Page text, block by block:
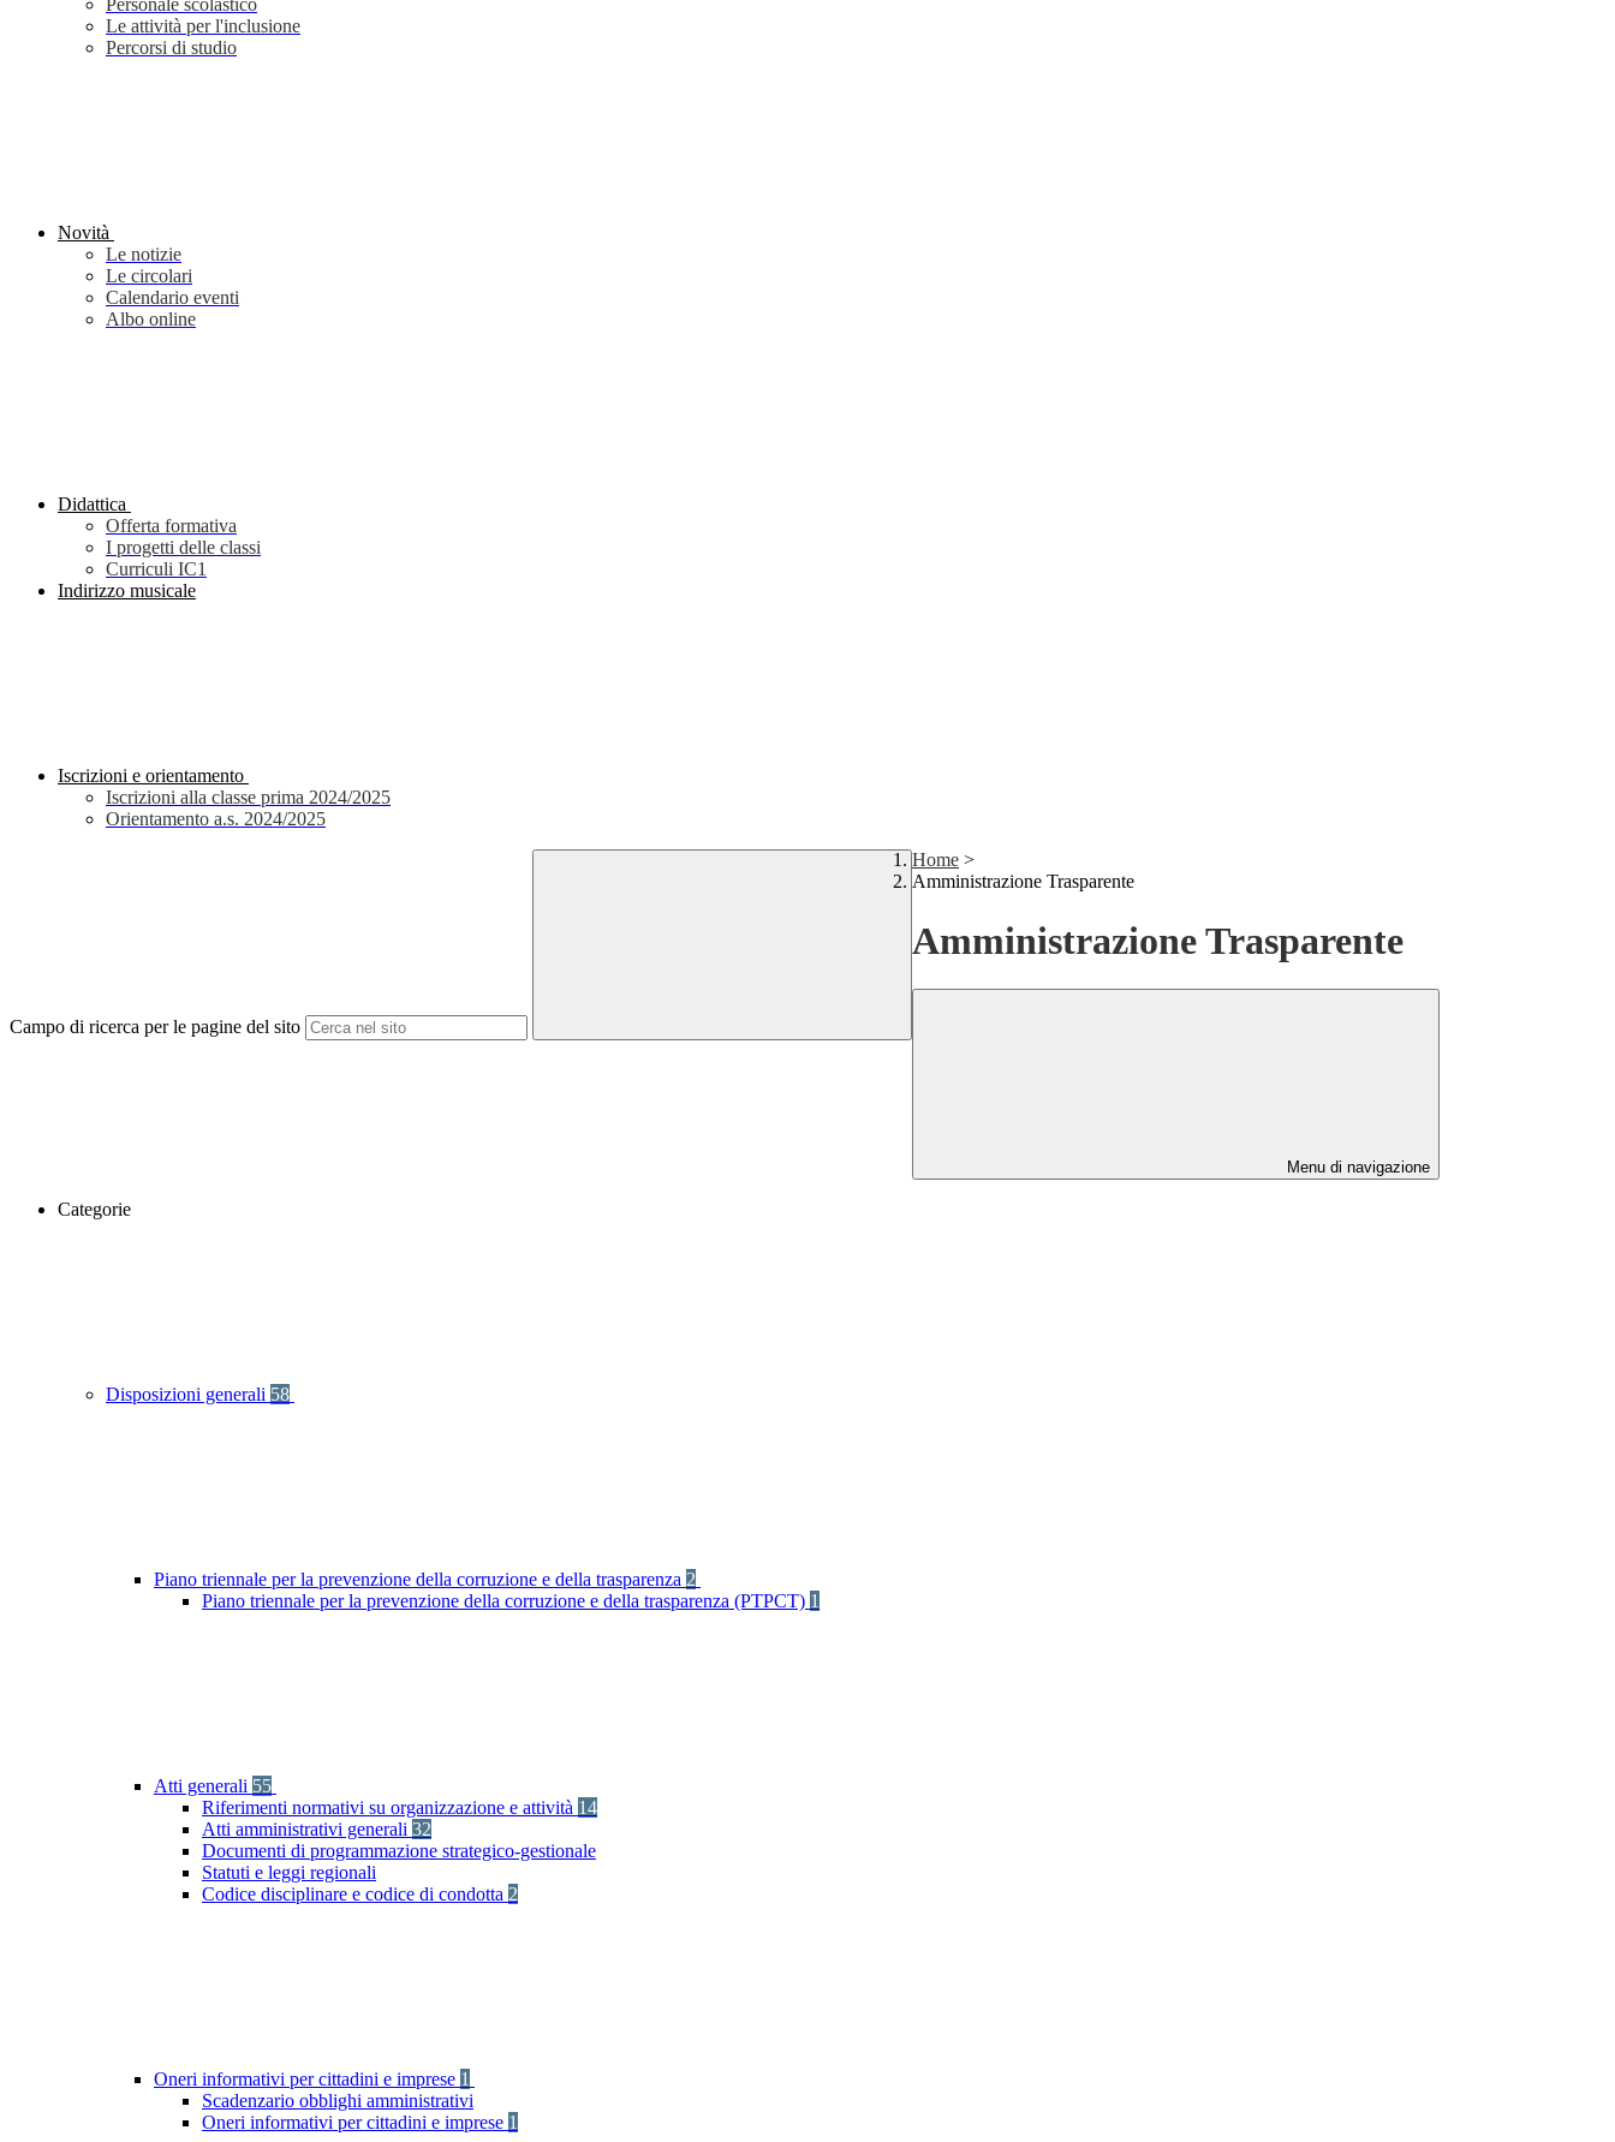
Personale scolastico
Le attività per l'inclusione
Percorsi di studio
Novità
Le notizie
Le circolari
Calendario eventi
Albo online
Didattica
Offerta formativa
I progetti delle classi
Curriculi IC1
Indirizzo musicale
Iscrizioni e orientamento
Iscrizioni alla classe prima 2024/2025
Orientamento a.s. 2024/2025
Campo di ricerca per le pagine del sito
Home >
Amministrazione Trasparente
Amministrazione Trasparente
Menu di navigazione
Categorie
Disposizioni generali 58
Piano triennale per la prevenzione della corruzione e della trasparenza 2
Piano triennale per la prevenzione della corruzione e della trasparenza (PTPCT) 1
Atti generali 55
Riferimenti normativi su organizzazione e attività 14
Atti amministrativi generali 32
Documenti di programmazione strategico-gestionale
Statuti e leggi regionali
Codice disciplinare e codice di condotta 2
Oneri informativi per cittadini e imprese 1
Scadenzario obblighi amministrativi
Oneri informativi per cittadini e imprese 1